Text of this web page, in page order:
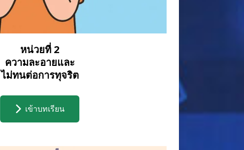
หน่วยที่ 2
ความละอายและ
ไม่ทนต่อการทุจริต
เข้าบทเรียน